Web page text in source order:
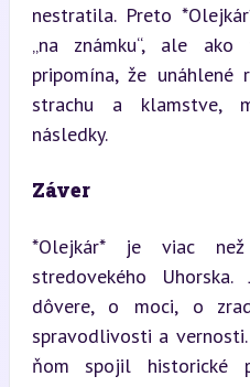
nestratila. Preto
„na známku“, ale ako
pripomína, že unáhlené
strachu a klamstve,
následky.
Záver
*Olejkár* je viac
stredovekého
dôvere, o moci, o
spravodlivosti a
ňom spojil historické